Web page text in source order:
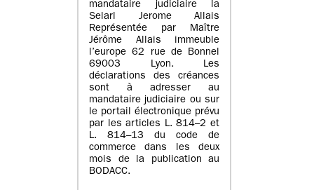
mandataire judiciaire la
Selarl Jerome Allais
Représentée par Maître
Jérôme Allais immeuble
l’europe 62 rue de Bonnel
69003 Lyon. Les
déclarations des créances
sont à adresser au
mandataire judiciaire ou sur
le portail électronique prévu
par les articles L. 814–2 et
L. 814–13 du code de
commerce dans les deux
mois de la publication au
BODACC.